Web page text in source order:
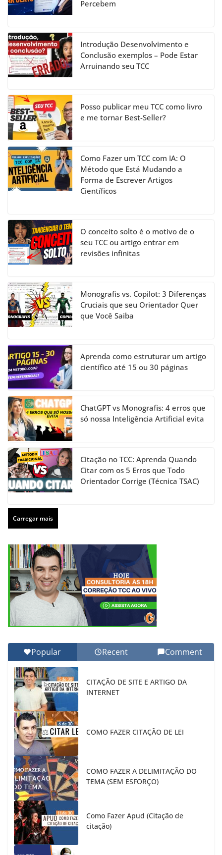
o
k
e
h
a
n
el
Percebem
Introdução Desenvolvimento e
Conclusão exemplos – Pode Estar
Arruinando seu TCC
Posso publicar meu TCC como livro
e me tornar Best-Seller?
Como Fazer um TCC com IA: O
Método que Está Mudando a
Forma de Escrever Artigos
Científicos
O conceito solto é o motivo de o
seu TCC ou artigo entrar em
revisões infinitas
Monografis vs. Copilot: 3 Diferenças
Cruciais que seu Orientador Quer
que Você Saiba
Aprenda como estruturar um artigo
científico até 15 ou 30 páginas
ChatGPT vs Monografis: 4 erros que
só nossa Inteligência Artificial evita
Citação no TCC: Aprenda Quando
Citar com os 5 Erros que Todo
Orientador Corrige (Técnica TSAC)
Carregar mais
Popular Recent Comment
CITAÇÃO DE SITE E ARTIGO DA
INTERNET
COMO FAZER CITAÇÃO DE LEI
COMO FAZER A DELIMITAÇÃO DO
TEMA (SEM ESFORÇO)
Como Fazer Apud (Citação de
citação)